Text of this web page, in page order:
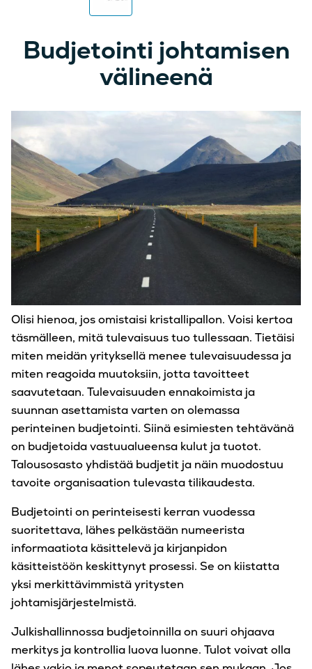
Budjetointi johtamisen
välineenä
Olisi hienoa, jos omistaisi kristallipallon. Voisi kertoa
täsmälleen, mitä tulevaisuus tuo tullessaan. Tietäisi
miten meidän yrityksellä menee tulevaisuudessa ja
miten reagoida muutoksiin, jotta tavoitteet
saavutetaan. Tulevaisuuden ennakoimista ja
suunnan asettamista varten on olemassa
perinteinen budjetointi. Siinä esimiesten tehtävänä
on budjetoida vastuualueensa kulut ja tuotot.
Talousosasto yhdistää budjetit ja näin muodostuu
tavoite organisaation tulevasta tilikaudesta.
Budjetointi on perinteisesti kerran vuodessa
suoritettava, lähes pelkästään numeerista
informaatiota käsittelevä ja kirjanpidon
käsitteistöön keskittynyt prosessi. Se on kiistatta
yksi merkittävimmistä yritysten
johtamisjärjestelmistä.
Julkishallinnossa budjetoinnilla on suuri ohjaava
merkitys ja kontrollia luova luonne. Tulot voivat olla